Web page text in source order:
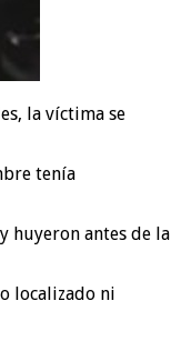
la víctima se
tenía
huyeron antes de la
localizado ni